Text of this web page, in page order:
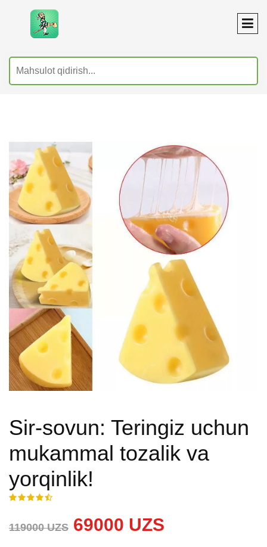
Sir-sovun: Teringiz uchun
mukammal tozalik va
yorqinlik!
119000 UZS 69000 UZS